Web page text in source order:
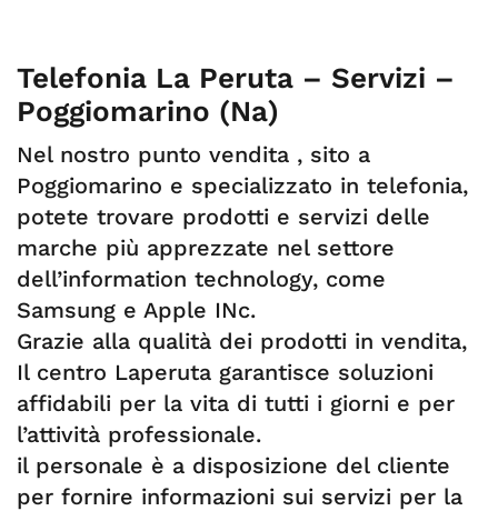
Telefonia La Peruta – Servizi –
Poggiomarino (Na)
Nel nostro punto vendita , sito a
Poggiomarino e specializzato in telefonia,
potete trovare prodotti e servizi delle
marche più apprezzate nel settore
dell’information technology, come
Samsung e Apple INc.
Grazie alla qualità dei prodotti in vendita,
Il centro Laperuta garantisce soluzioni
affidabili per la vita di tutti i giorni e per
l’attività professionale.
il personale è a disposizione del cliente
per fornire informazioni sui servizi per la